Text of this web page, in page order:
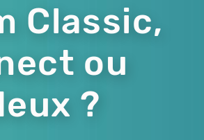
Classic,
ou
?